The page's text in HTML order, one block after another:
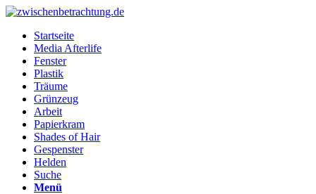
Startseite
Media Afterlife
Fenster
Plastik
Träume
Grünzeug
Arbeit
Papierkram
Shades of Hair
Gespenster
Helden
Suche
Menü